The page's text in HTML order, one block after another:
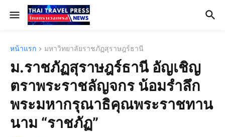
หน้าแรก มหาวิทยาลัยราชภัฏสุราษฎร์ธานี
ม.ราชภัฏสุราษฎร์ธานี อัญเชิญ
ตราพระราชลัญจกร น้อมรำลึก
พระมหากรุณาธิคุณพระราชทาน
นาม “ราชภัฏ”